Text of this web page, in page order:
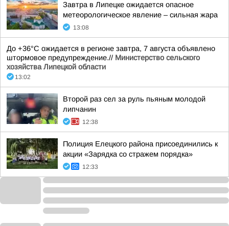
Завтра в Липецке ожидается опасное
метеорологическое явление – сильная жара
13:08
До +36°С ожидается в регионе завтра, 7 августа объявлено
штормовое предупреждение.// Министерство сельского
хозяйства Липецкой области
13:02
Второй раз сел за руль пьяным молодой
липчанин
12:38
Полиция Елецкого района присоединились к
акции «Зарядка со стражем порядка»
12:33